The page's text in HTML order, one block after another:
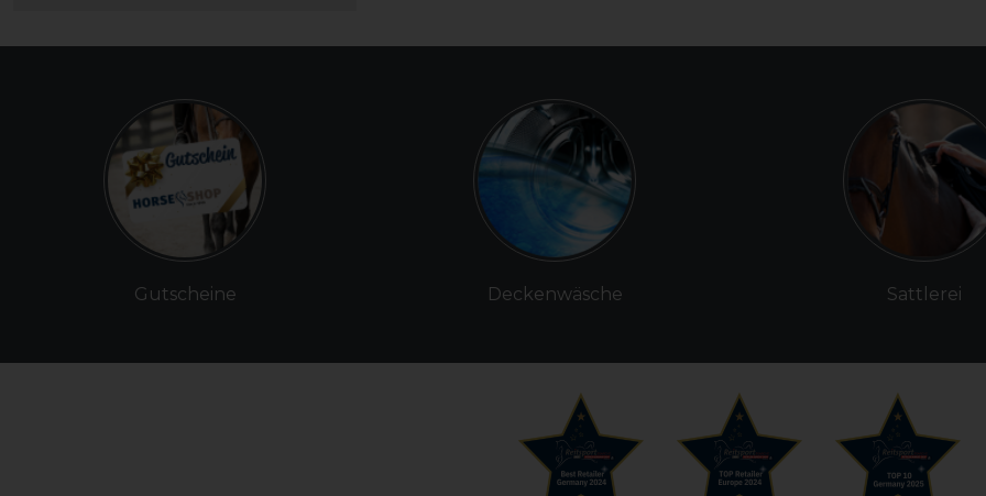
Gutscheine Deckenwäsche Sattlerei